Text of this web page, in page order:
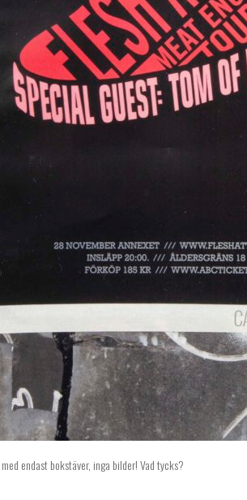
endast bokstäver, inga bilder! Vad tycks?